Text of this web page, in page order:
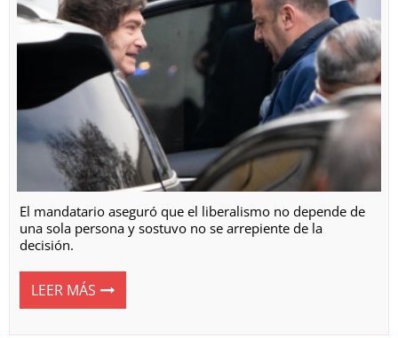
El mandatario aseguró que el liberalismo no depende de
una sola persona y sostuvo no se arrepiente de la
decisión.
LEER MÁS